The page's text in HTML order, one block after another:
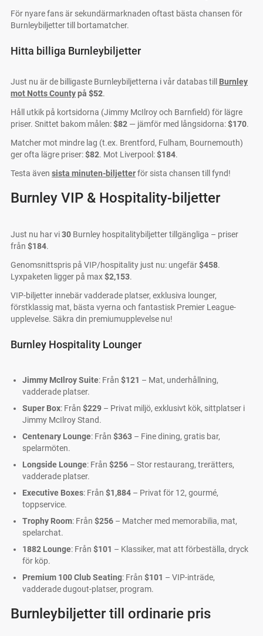
För nyare fans är sekundärmarknaden oftast bästa chansen för
Burnleybiljetter till bortamatcher.
Hitta billiga Burnleybiljetter
Just nu är de billigaste Burnleybiljetterna i vår databas till Burnley
mot Notts Countypå $52.
Håll utkik på kortsidorna (Jimmy McIlroy och Barnfield) för lägre
priser. Snittet bakom målen:$82 — jämför med långsidorna:$170.
Matcher mot mindre lag (t.ex. Brentford, Fulham, Bournemouth)
ger ofta lägre priser:$82. Mot Liverpool:$184.
Testa även sista minuten-biljetterför sista chansen till fynd!
Burnley VIP & Hospitality-biljetter
Just nu har vi30 Burnley hospitalitybiljetter tillgängliga – priser
från $184.
Genomsnittspris på VIP/hospitality just nu: ungefär$458.
Lyxpaketen ligger på max$2,153.
VIP-biljetter innebär vadderade platser, exklusiva lounger,
förstklassig mat, bästa vyerna och fantastisk Premier League-
upplevelse. Säkra din premiumupplevelse nu!
Burnley Hospitality Lounger
Jimmy McIlroy Suite: Från $121 – Mat, underhållning,
vadderade platser.
Super Box: Från $229 – Privat miljö, exklusivt kök, sittplatser i
Jimmy McIlroy Stand.
Centenary Lounge: Från $363 – Fine dining, gratis bar,
spelarmöten.
Longside Lounge: Från $256 – Stor restaurang, trerätters,
vadderade platser.
Executive Boxes: Från $1,884 – Privat för 12, gourmé,
toppservice.
Trophy Room: Från $256 – Matcher med memorabilia, mat,
spelarchat.
1882 Lounge: Från $101 – Klassiker, mat att förbeställa, dryck
för köp.
Premium 100 Club Seating: Från $101 – VIP-inträde,
vadderade dugout-platser, program.
Burnleybiljetter till ordinarie pris